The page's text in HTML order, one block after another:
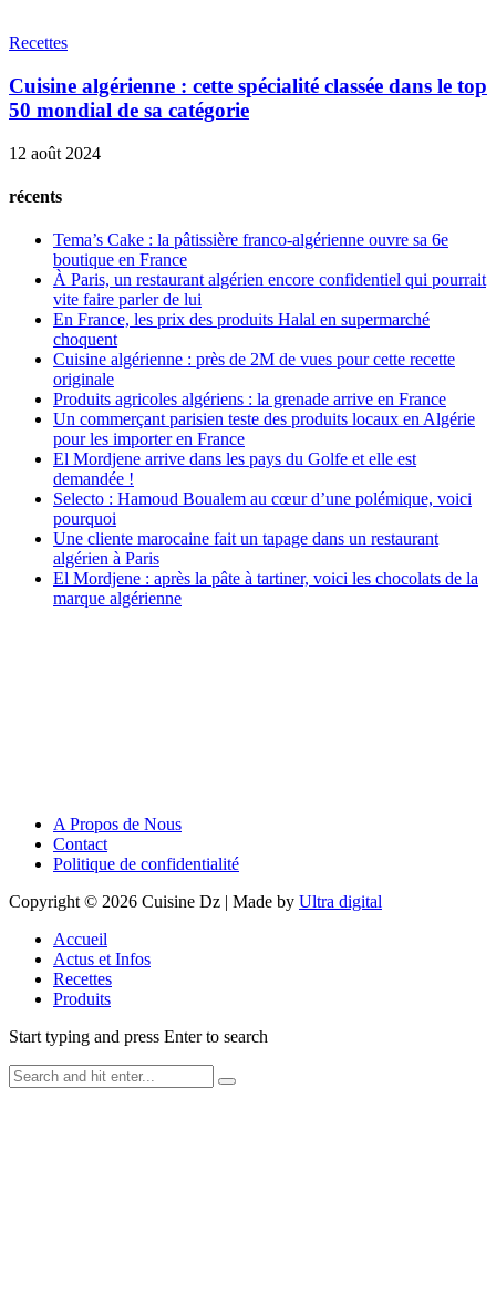
Recettes
Cuisine algérienne : cette spécialité classée dans le top
50 mondial de sa catégorie
12 août 2024
récents
Tema’s Cake : la pâtissière franco-algérienne ouvre sa 6e
boutique en France
À Paris, un restaurant algérien encore confidentiel qui pourrait
vite faire parler de lui
En France, les prix des produits Halal en supermarché
choquent
Cuisine algérienne : près de 2M de vues pour cette recette
originale
Produits agricoles algériens : la grenade arrive en France
Un commerçant parisien teste des produits locaux en Algérie
pour les importer en France
El Mordjene arrive dans les pays du Golfe et elle est
demandée !
Selecto : Hamoud Boualem au cœur d’une polémique, voici
pourquoi
Une cliente marocaine fait un tapage dans un restaurant
algérien à Paris
El Mordjene : après la pâte à tartiner, voici les chocolats de la
marque algérienne
A Propos de Nous
Contact
Politique de confidentialité
Copyright © 2026 Cuisine Dz | Made by Ultra digital
Accueil
Actus et Infos
Recettes
Produits
Start typing and press Enter to search